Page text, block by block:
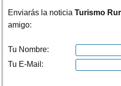
Enviarás la noticia Turismo
amigo:
Tu Nombre:
Tu E-Mail: